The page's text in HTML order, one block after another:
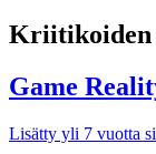
Kriitikoiden
Game
Lisätty yli 7 vuotta